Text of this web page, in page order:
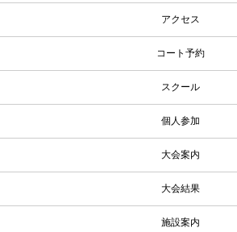
アクセス
コート予約
スクール
個人参加
大会案内
大会結果
施設案内